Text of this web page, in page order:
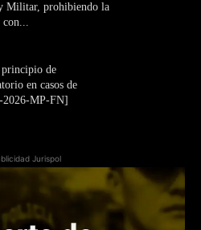
Militar, prohibiendo la
con...
de
en casos de
2026-MP-FN]
Jurispol